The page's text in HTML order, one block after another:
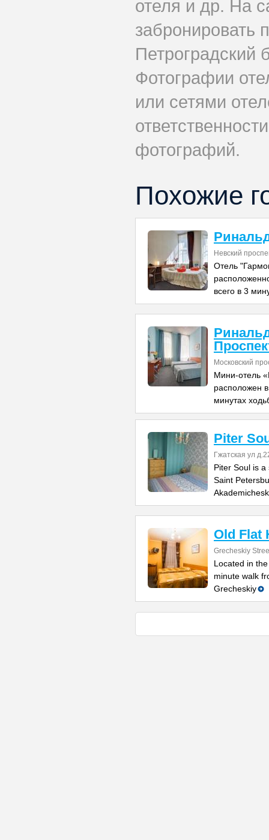
отеля и др. На
забронировать
Петроградский
Фотографии
или сетями
фотографий.
Похожие
Невский
Отель
всего в 3
Московский
Мини-отель
расположен
минутах
Piter
Гжатская ул
Piter Soul is
Saint
Old Flat
Grecheskiy
Located in
minute walk
Grecheskiy